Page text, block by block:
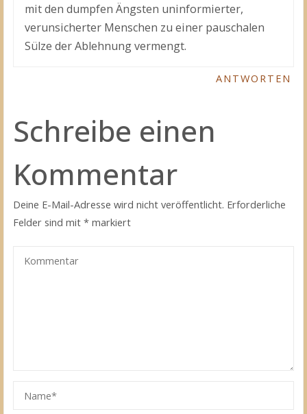
mit den dumpfen Ängsten uninformierter,
verunsicherter Menschen zu einer pauschalen
Sülze der Ablehnung vermengt.
ANTWORTEN
Schreibe einen
Kommentar
Deine E-Mail-Adresse wird nicht veröffentlicht. Erforderliche
Felder sind mit* markiert